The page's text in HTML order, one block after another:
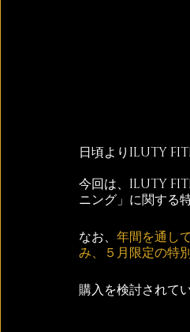
日頃よりILUTY
今回は、ILUTY
ニング」に関する
なお、 年間を通し
み、５月限定の特
購入を検討されて